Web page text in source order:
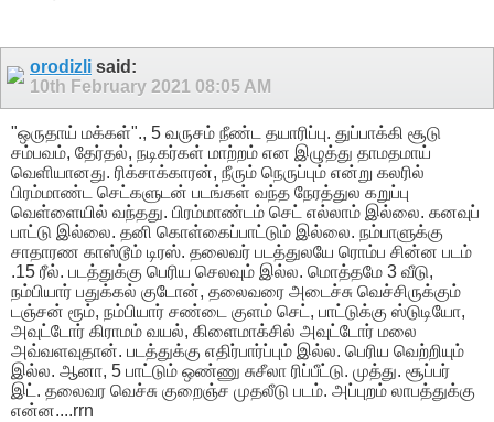
orodizli said:
10th February 2021 08:05 AM
"ஒருதாய் மக்கள்"., 5 வருசம் நீண்ட தயாரிப்பு. துப்பாக்கி சூடு
சம்பவம், தேர்தல், நடிகர்கள் மாற்றம் என இழுத்து தாமதமாய்
வெளியானது. ரிக்சாக்காரன், நீரும் நெருப்பும் என்று கலரில்
பிரம்மாண்ட செட்களுடன் படங்கள் வந்த நேரத்துல கறுப்பு
வெள்ளையில் வந்தது. பிரம்மாண்டம் செட் எல்லாம் இல்லை. கனவுப்
பாட்டு இல்லை. தனி கொள்கைப்பாட்டும் இல்லை. நம்பாளுக்கு
சாதாரண காஸ்டூம் டிரஸ். தலைவர் படத்துலயே ரொம்ப சின்ன படம்
.15 ரீல். படத்துக்கு பெரிய செலவும் இல்ல. மொத்தமே 3 வீடு,
நம்பியார் பதுக்கல் குடோன், தலைவரை அடைச்சு வெச்சிருக்கும்
டஞ்சன் ரூம், நம்பியார் சண்டை குளம் செட், பாட்டுக்கு ஸ்டுடியோ,
அவுட்டோர் கிராமம் வயல், கிளைமாக்சில் அவுட்டோர் மலை
அவ்வளவுதான். படத்துக்கு எதிர்பார்ப்பும் இல்ல. பெரிய வெற்றியும்
இல்ல. ஆனா, 5 பாட்டும் ஒண்ணு சுசீலா ரிப்பீட்டு. முத்து. சூப்பர்
இட். தலைவர வெச்சு குறைஞ்ச முதலீடு படம். அப்புறம் லாபத்துக்கு
என்ன....rrn